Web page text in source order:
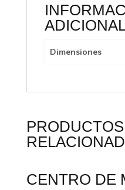
Dimensiones
PRODUCTOS
CENTRO DE